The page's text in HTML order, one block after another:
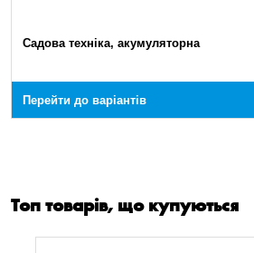
Садова техніка, акумуляторна
Перейти до варіантів
Топ товарів, що купуються